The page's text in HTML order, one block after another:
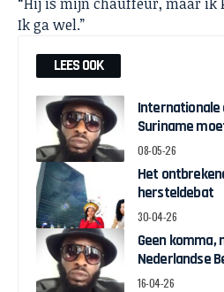
Ik ga wel.”
LEES OOK
Internationale
Suriname
herstelgelden
08-05-26
Het
hersteldebat
30-04-26
Geen komma,
Nederlandse
en de strijd om
16-04-26